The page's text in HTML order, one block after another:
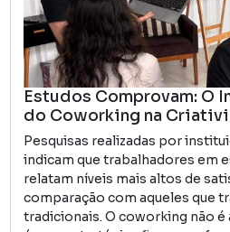
Estudos Comprovam: O
do Coworking na
Pesquisas realizadas por
indicam que trabalhadores em
relatam níveis mais altos de
comparação com aqueles que
tradicionais. O coworking não é